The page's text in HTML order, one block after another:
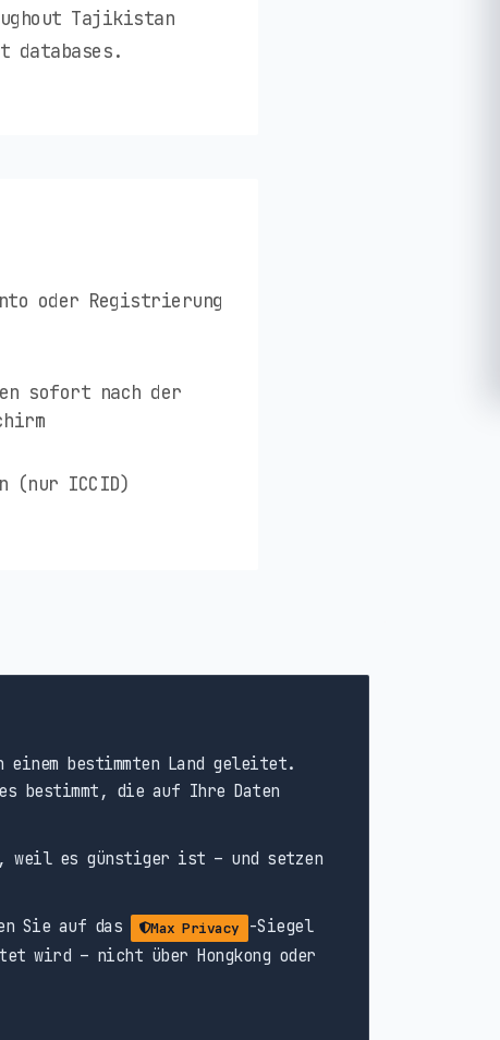
Tajikistan
databases.
oder Registrierung
sofort nach der
(nur ICCID)
bestimmten Land geleitet.
bestimmt, die auf Ihre Daten
weil es günstiger ist – und setzen
Sie auf das Max Privacy
-Siegel
wird – nicht über Hongkong oder